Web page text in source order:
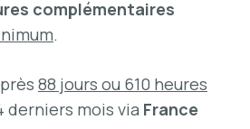
complémentaires
.
88 jours ou 610 heures
derniers mois via France